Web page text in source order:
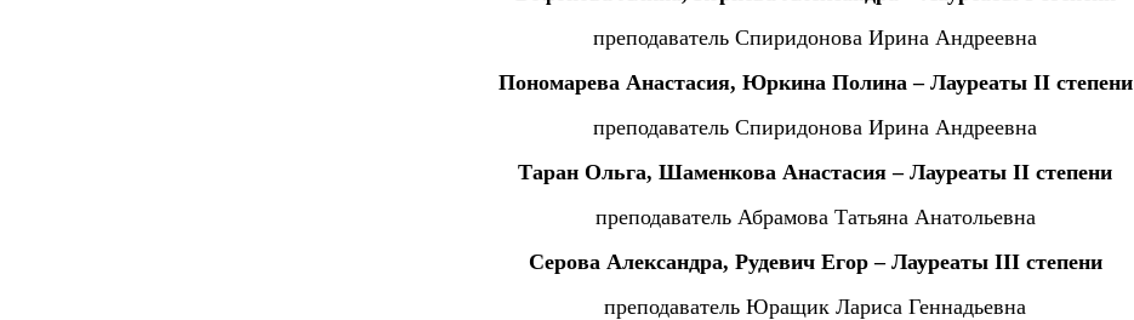
преподаватель Спиридонова Ирина Андреевна
Пономарева Анастасия, Юркина Полина – Лауреаты IIстепени
преподаватель Спиридонова Ирина Андреевна
Таран Ольга, Шаменкова Анастасия – Лауреаты II степени
преподаватель Абрамова Татьяна Анатольевна
Серова Александра, Рудевич Егор – Лауреаты IIIстепени
преподаватель Юращик Лариса Геннадьевна